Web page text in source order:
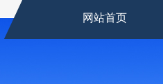
网站首页